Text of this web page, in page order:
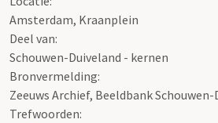
Amsterdam, Kraanplein
Deel van:
Schouwen-Duiveland - kernen
Bronvermelding:
Zeeuws Archief, Beeldbank
Trefwoorden: